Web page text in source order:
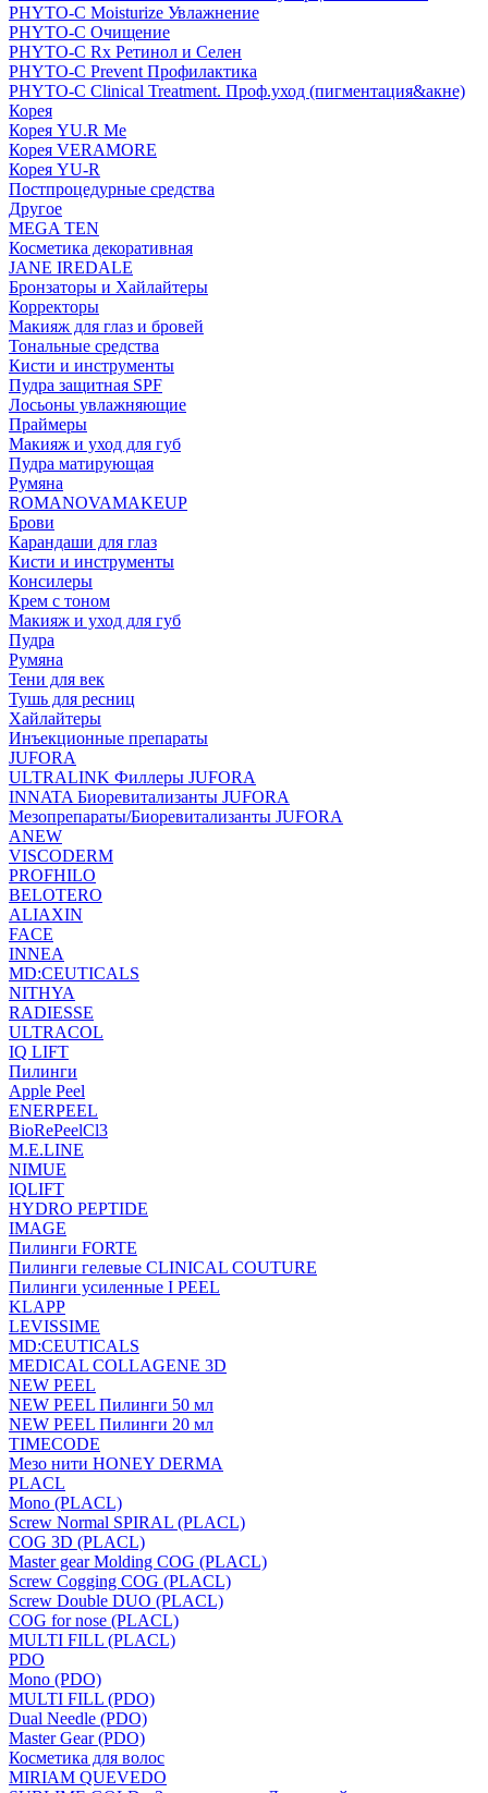
PHYTO-C Moisturize Увлажнение
PHYTO-C Очищение
PHYTO-C Rx Ретинол и Селен
PHYTO-C Prevent Профилактика
PHYTO-C Clinical Treatment. Проф.уход (пигментация&акне)
Корея
Корея YU.R Me
Корея VERAMORE
Корея YU-R
Постпроцедурные средства
Другое
MEGA TEN
Косметика декоративная
JANE IREDALE
Бронзаторы и Хайлайтеры
Корректоры
Макияж для глаз и бровей
Тональные средства
Кисти и инструменты
Пудра защитная SPF
Лосьоны увлажняющие
Праймеры
Макияж и уход для губ
Пудра матирующая
Румяна
ROMANOVAMAKEUP
Брови
Карандаши для глаз
Кисти и инструменты
Консилеры
Крем с тоном
Макияж и уход для губ
Пудра
Румяна
Тени для век
Тушь для ресниц
Хайлайтеры
Инъекционные препараты
JUFORA
ULTRALINK Филлеры JUFORA
INNATA Биоревитализанты JUFORA
Мезопрепараты/Биоревитализанты JUFORA
ANEW
VISCODERM
PROFHILO
BELOTERO
ALIAXIN
FACE
INNEA
MD:CEUTICALS
NITHYA
RADIESSE
ULTRACOL
IQ LIFT
Пилинги
Apple Peel
ENERPEEL
BioRePeelCl3
M.E.LINE
NIMUE
IQLIFT
HYDRO PEPTIDE
IMAGE
Пилинги FORTE
Пилинги гелевые CLINICAL COUTURE
Пилинги усиленные I PEEL
KLAPP
LEVISSIME
MD:CEUTICALS
MEDICAL COLLAGENE 3D
NEW PEEL
NEW PEEL Пилинги 50 мл
NEW PEEL Пилинги 20 мл
TIMECODE
Мезо нити HONEY DERMA
PLACL
Mono (PLACL)
Screw Normal SPIRAL (PLACL)
COG 3D (PLACL)
Master gear Molding COG (PLACL)
Screw Cogging COG (PLACL)
Screw Double DUO (PLACL)
COG for nose (PLACL)
MULTI FILL (PLACL)
PDO
Mono (PDO)
MULTI FILL (PDO)
Dual Needle (PDO)
Master Gear (PDO)
Косметика для волос
MIRIAM QUEVEDO